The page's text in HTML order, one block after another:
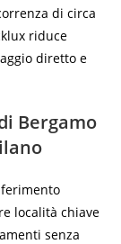
di circa
riduce
diretto e
Bergamo
località chiave
senza